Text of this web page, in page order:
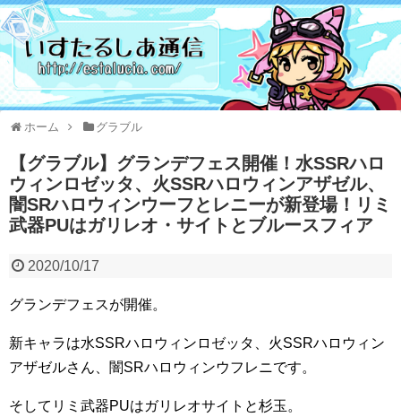
ホーム グラブル
【グラブル】グランデフェス開催！水SSRハロ
ウィンロゼッタ、火SSRハロウィンアザゼル、
闇SRハロウィンウーフとレニーが新登場！リミ
武器PUはガリレオ・サイトとブルースフィア
2020/10/17
グランデフェスが開催。
新キャラは水SSRハロウィンロゼッタ、火SSRハロウィン
アザゼルさん、闇SRハロウィンウフレニです。
そしてリミ武器PUはガリレオサイトと杉玉。